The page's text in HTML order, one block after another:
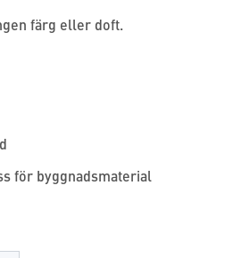
färg eller doft.
för byggnadsmaterial